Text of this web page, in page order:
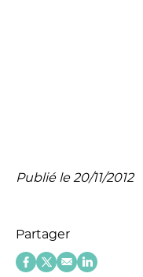
Publié le 20/11/2012
Partager